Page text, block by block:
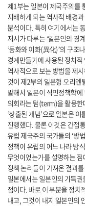
제1부는 일본이 제국주의를
지배하게 되는 역사적 배경
분석이다. 특히 여기에서는
저서가 다루는 ‘일본인의 경
‘동화와 이화(異化)’의 구조
경계만들기에 사용된 정치
역사적으로 보는 방법을 제
것이 제2부의 일본형 오리엔
말해서 일본이 식민정책학
의회라는 텀(term)을 활용한
‘창출된 개념’으로 일본은
진행했다. 물론 이것은 간접
유럽 제국주의 국가들의 ‘방
정책이 유럽의 어느 나라 방
무엇이었는가를 설명하는
정책 논리들이 가져온 결과
일본에서는 일본인의 기득권
점이다. 바로 이 부분을 정치
내고, 그것이 내지 일본인의